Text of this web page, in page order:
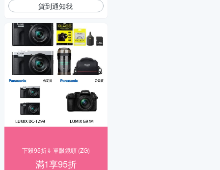
貨到通知我
下殺95折⇓ 單眼鏡頭 (ZG)
滿1享95折